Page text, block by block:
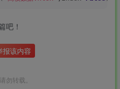
吧！
报该内容
勿转载。